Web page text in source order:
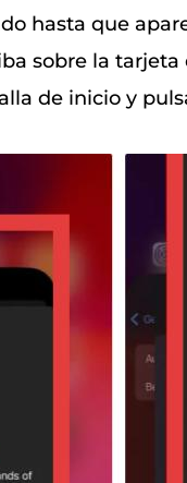
hasta que
sobre la
de inicio y